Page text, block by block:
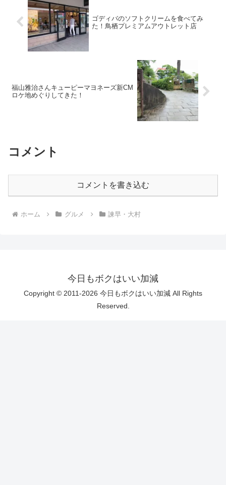
ゴディバのソフトクリームを食べてみ
た！鳥栖プレミアムアウトレット店
福山雅治さんキューピーマヨネーズ新CM
ロケ地めぐりしてきた！
コメント
コメントを書き込む
ホーム グルメ 諫早・大村
今日もボクはいい加減
Copyright © 2011-2026 今日もボクはいい加減 All Rights
Reserved.